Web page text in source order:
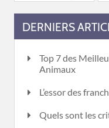
DERNIERS
Top 7 des
Animaux
L’essor des
Quels sont les